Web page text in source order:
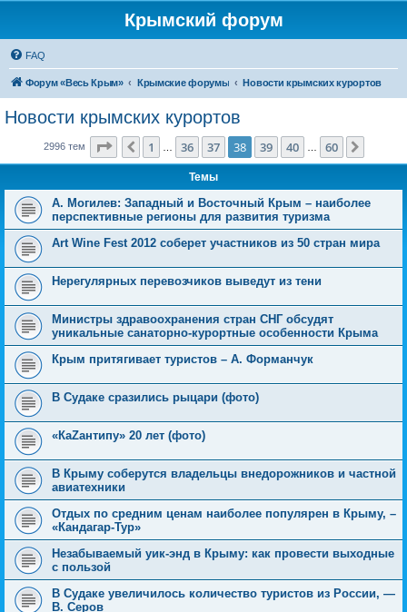
Крымский форум
FAQ
Форум «Весь Крым» Крымские форумы Новости крымских курортов
Новости крымских курортов
2996 тем Страница 38из 60
Пред.
1 36 37 38 39 40 60
Темы
А. Могилев: Западный и Восточный Крым – наиболее
перспективные регионы для развития туризма
Art Wine Fest 2012 соберет участников из 50 стран мира
Нерегулярных перевозчиков выведут из тени
Министры здравоохранения стран СНГ обсудят
уникальные санаторно-курортные особенности Крыма
Крым притягивает туристов – А. Форманчук
В Судаке сразились рыцари (фото)
«КаZантипу» 20 лет (фото)
В Крыму соберутся владельцы внедорожников и частной
авиатехники
Отдых по средним ценам наиболее популярен в Крыму, –
«Кандагар-Тур»
Незабываемый уик-энд в Крыму: как провести выходные
с пользой
В Судаке увеличилось количество туристов из России, —
В. Серов